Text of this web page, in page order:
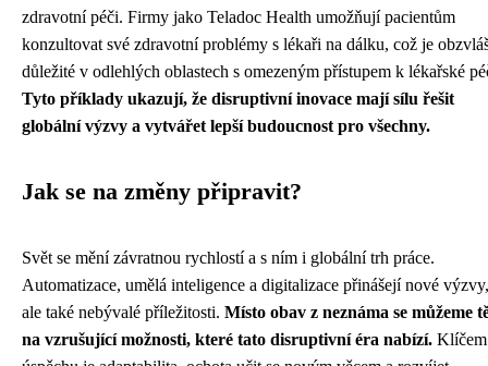
zdravotní péči. Firmy jako Teladoc Health umožňují pacientům
konzultovat své zdravotní problémy s lékaři na dálku, což je
důležité v odlehlých oblastech s omezeným přístupem k lékařské
Tyto příklady ukazují, že disruptivní inovace mají sílu řešit
globální výzvy a vytvářet lepší budoucnost pro všechny.
Jak se na změny připravit?
Svět se mění závratnou rychlostí a s ním i globální trh práce.
Automatizace, umělá inteligence a digitalizace přinášejí nové výzvy,
ale také nebývalé příležitosti. Místo obav z neznáma se můžeme
na vzrušující možnosti, které tato disruptivní éra nabízí.